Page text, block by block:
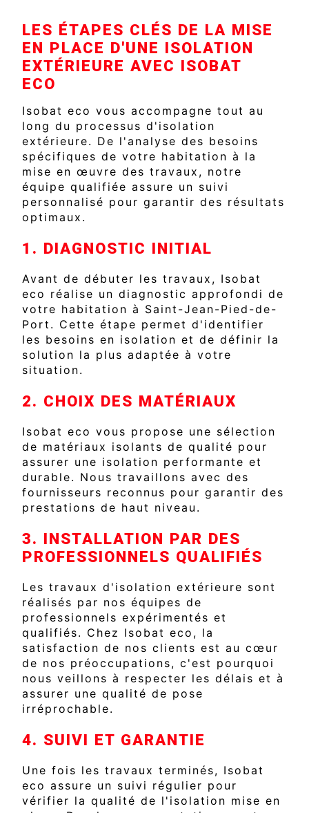
LES ÉTAPES CLÉS DE LA MISE
EN PLACE D'UNE ISOLATION
EXTÉRIEURE AVEC ISOBAT
ECO
Isobat eco vous accompagne tout au
long du processus d'isolation
extérieure. De l'analyse des besoins
spécifiques de votre habitation à la
mise en œuvre des travaux, notre
équipe qualifiée assure un suivi
personnalisé pour garantir des résultats
optimaux.
1. DIAGNOSTIC INITIAL
Avant de débuter les travaux, Isobat
eco réalise un diagnostic approfondi de
votre habitation à Saint-Jean-Pied-de-
Port. Cette étape permet d'identifier
les besoins en isolation et de définir la
solution la plus adaptée à votre
situation.
2. CHOIX DES MATÉRIAUX
Isobat eco vous propose une sélection
de matériaux isolants de qualité pour
assurer une isolation performante et
durable. Nous travaillons avec des
fournisseurs reconnus pour garantir des
prestations de haut niveau.
3. INSTALLATION PAR DES
PROFESSIONNELS QUALIFIÉS
Les travaux d'isolation extérieure sont
réalisés par nos équipes de
professionnels expérimentés et
qualifiés. Chez Isobat eco, la
satisfaction de nos clients est au cœur
de nos préoccupations, c'est pourquoi
nous veillons à respecter les délais et à
assurer une qualité de pose
irréprochable.
4. SUIVI ET GARANTIE
Une fois les travaux terminés, Isobat
eco assure un suivi régulier pour
vérifier la qualité de l'isolation mise en